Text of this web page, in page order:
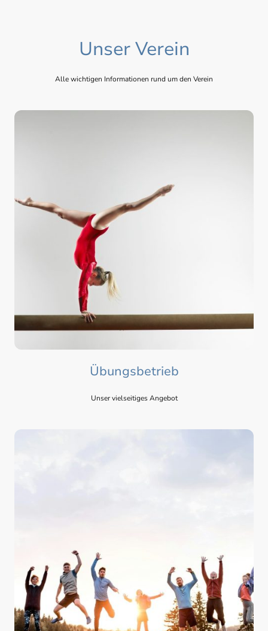
Unser Verein
Alle wichtigen Informationen rund um den Verein
Übungsbetrieb
Unser vielseitiges Angebot